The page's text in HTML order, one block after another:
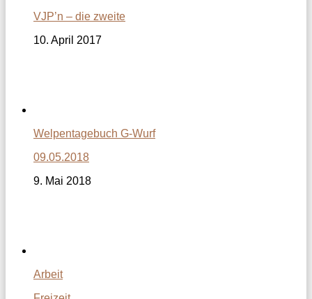
VJP’n – die zweite
10. April 2017
Welpentagebuch G-Wurf
09.05.2018
9. Mai 2018
Arbeit